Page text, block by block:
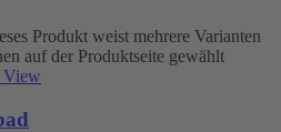
Produkt weist mehrere Varianten
auf der Produktseite gewählt